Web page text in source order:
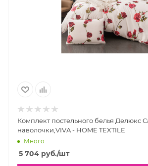
Комплект постельного белья Делюкс Сатин
наволочки,VIVA - HOME TEXTILE
Много
5 704 руб./шт